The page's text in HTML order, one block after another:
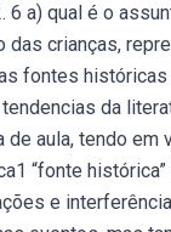
a) qual é o
crianças,
fontes
da
aula, tendo
“fonte
e